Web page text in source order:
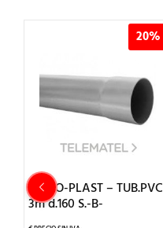
20%
FERRO-PLAST – TUB.PVC
3m d.160 S.-B-